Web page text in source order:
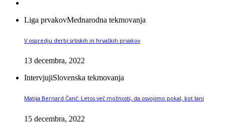
Liga prvakovMednarodna tekmovanja
V ospredju derbi srbskih in hrvaških prvakov
13 decembra, 2022
IntervjujiSlovenska tekmovanja
Matija Bernard Čanč: Letos več možnosti, da osvojimo pokal, kot lani
15 decembra, 2022